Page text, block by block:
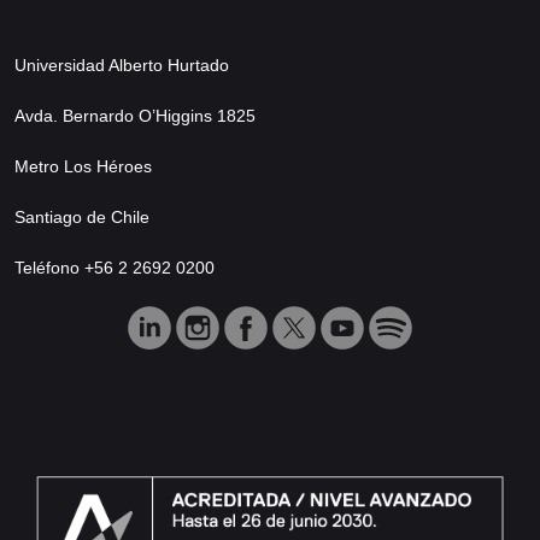
Universidad Alberto Hurtado
Avda. Bernardo O’Higgins 1825
Metro Los Héroes
Santiago de Chile
Teléfono +56 2 2692 0200